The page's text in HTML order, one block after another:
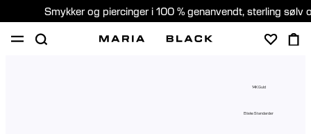
Smykker og piercinger i 100 % genanvendt, sterling sølv
14K Guld
Etiske Standarder